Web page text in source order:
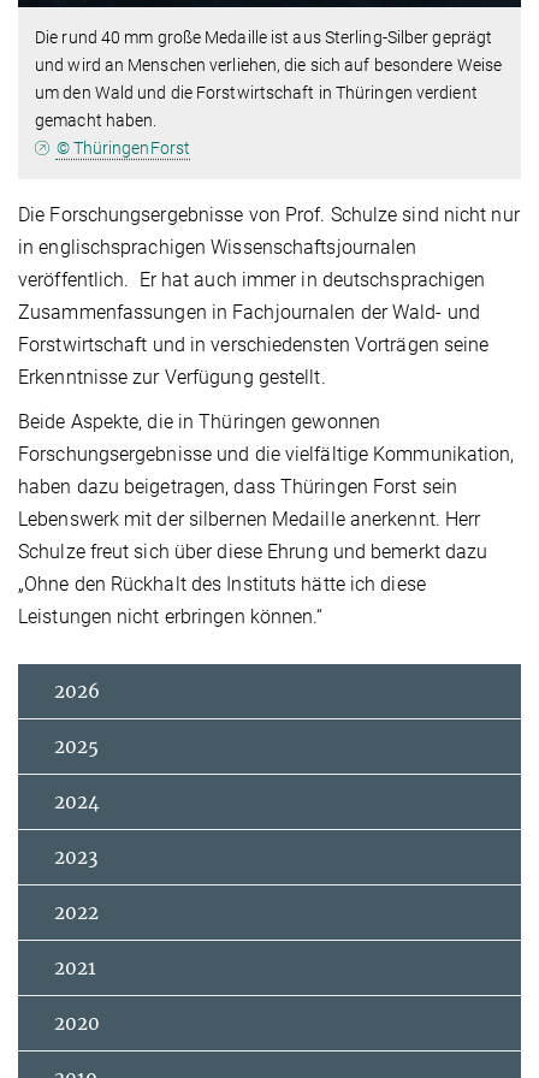
Die rund 40 mm große Medaille ist aus Sterling-Silber geprägt
und wird an Menschen verliehen, die sich auf besondere Weise
um den Wald und die Forstwirtschaft in Thüringen verdient
gemacht haben.
© ThüringenForst
Die Forschungsergebnisse von Prof. Schulze sind nicht nur
in englischsprachigen Wissenschaftsjournalen
veröffentlich. Er hat auch immer in deutschsprachigen
Zusammenfassungen in Fachjournalen der Wald- und
Forstwirtschaft und in verschiedensten Vorträgen seine
Erkenntnisse zur Verfügung gestellt.
Beide Aspekte, die in Thüringen gewonnen
Forschungsergebnisse und die vielfältige Kommunikation,
haben dazu beigetragen, dass Thüringen Forst sein
Lebenswerk mit der silbernen Medaille anerkennt. Herr
Schulze freut sich über diese Ehrung und bemerkt dazu
„Ohne den Rückhalt des Instituts hätte ich diese
Leistungen nicht erbringen können.“
2026
2025
2024
2023
2022
2021
2020